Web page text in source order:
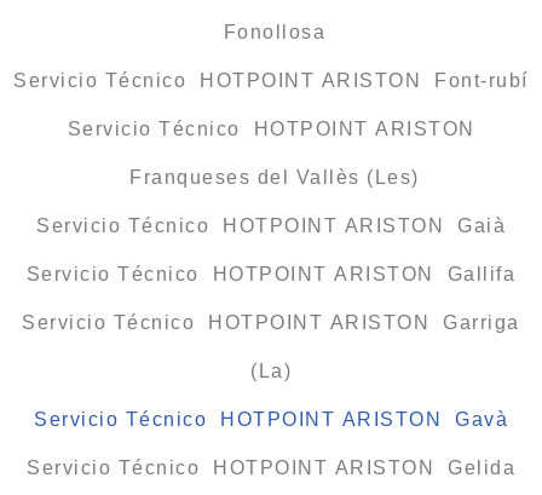
Fonollosa
Servicio Técnico HOTPOINT ARISTON Font-rubí
Servicio Técnico HOTPOINT ARISTON
Franqueses del Vallès (Les)
Servicio Técnico HOTPOINT ARISTON Gaià
Servicio Técnico HOTPOINT ARISTON Gallifa
Servicio Técnico HOTPOINT ARISTON Garriga
(La)
Servicio Técnico HOTPOINT ARISTON Gavà
Servicio Técnico HOTPOINT ARISTON Gelida